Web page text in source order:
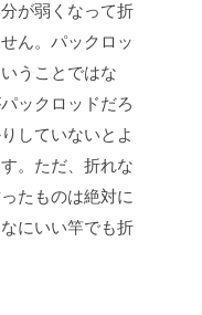
が弱くなって折
ん。パックロッ
うことではな
ックロッドだろ
していないとよ
。ただ、折れな
たものは絶対に
にいい竿でも折